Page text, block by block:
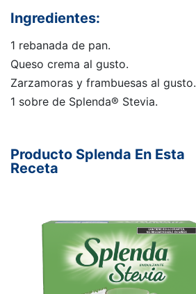
Ingredientes:
1 rebanada de pan.
Queso crema al gusto.
Zarzamoras y frambuesas al gusto.
1 sobre de Splenda® Stevia.
Producto Splenda En Esta
Receta